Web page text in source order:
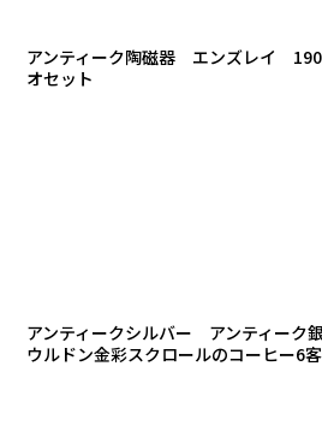
アンティーク陶磁器 エンズレイ
オセット
アンティークシルバー アンティー
ウルドン金彩スクロールのコーヒー6